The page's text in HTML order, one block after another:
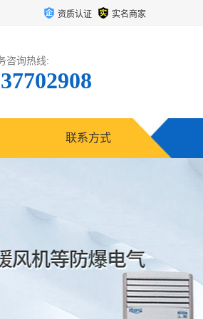
资质认证 实名商家
咨询热线:
联系方式